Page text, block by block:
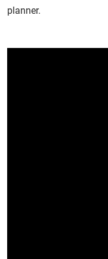
planner.